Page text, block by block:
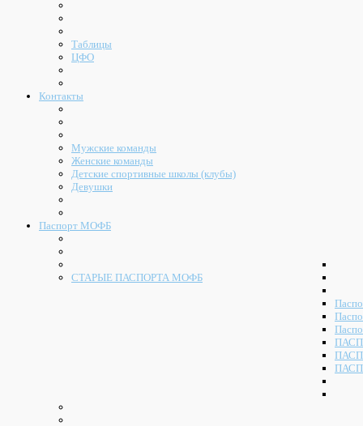
Таблицы
ЦФО
Контакты
Мужские команды
Женские команды
Детские спортивные школы (клубы)
Девушки
Паспорт МОФБ
СТАРЫЕ ПАСПОРТА МОФБ